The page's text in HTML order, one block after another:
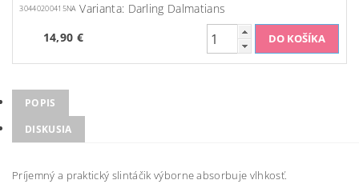
30440200415NA Varianta: Darling Dalmatians
14,90 €
POPIS
DISKUSIA
Príjemný a praktický slintáčik výborne absorbuje vlhkosť.